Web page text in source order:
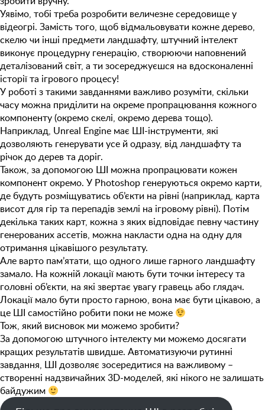
Уявімо, тобі треба розробити величезне середовище у
відеогрі. Замість того, щоб відмальовувати кожне дерево,
скелю чи інші предмети ландшафту, штучний інтелект
виконує процедурну генерацію, створюючи наповнений
деталізований світ, а ти зосереджуєшся на вдосконаленні
історії та ігрового процесу!
У роботі з такими завданнями важливо розуміти, скільки
часу можна приділити на окреме пропрацювання кожного
компоненту (окремо скелі, окремо дерева тощо).
Наприклад, Unreal Engine має ШІ-інструменти, які
дозволяють генерувати усе й одразу, від ландшафту та
річок до дерев та доріг.
Також, за допомогою ШІ можна пропрацювати кожен
компонент окремо. У Photoshop генеруються окремо карти,
де будуть розміщуватись об’єкти на рівні (наприклад, карта
висот для гір та перепадів землі на ігровому рівні). Потім
декілька таких карт, кожна з яких відповідає певну частину
генерованих ассетів, можна накласти одна на одну для
отримання цікавішого результату.
Але варто пам’ятати, що одного лише гарного ландшафту
замало. На кожній локації мають бути точки інтересу та
головні об’єкти, на які звертає увагу гравець або глядач.
Локації мало бути просто гарною, вона має бути цікавою, а
це ШІ самостійно робити поки не може
Тож, який висновок ми можемо зробити?
За допомогою штучного інтелекту ми можемо досягати
кращих результатів швидше. Автоматизуючи рутинні
завдання, ШІ дозволяє зосередитися на важливому –
створенні надзвичайних 3D-моделей, які нікого не залишать
байдужим